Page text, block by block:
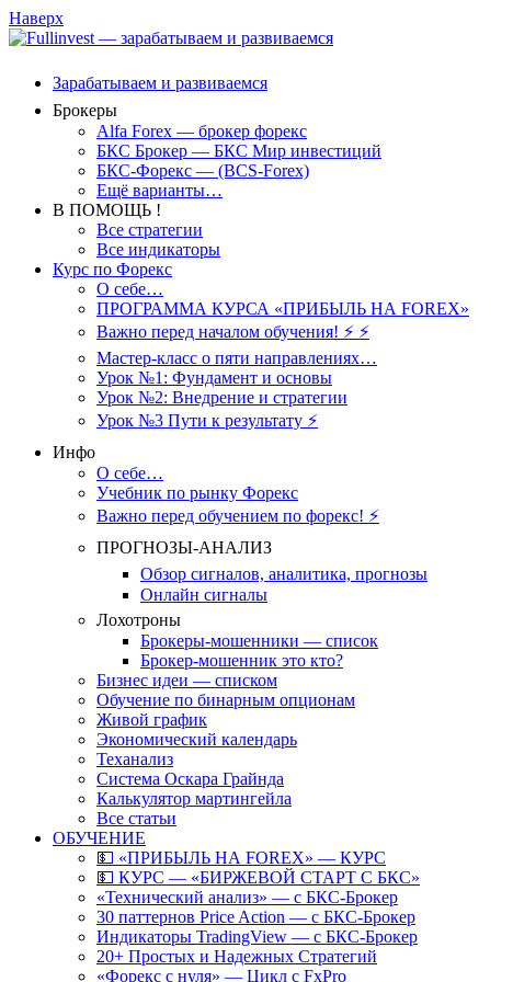
Наверх
Зарабатываем и развиваемся
Брокеры
Alfa Forex — брокер форекс
БКС Брокер — БКС Мир инвестиций
БКС-Форекс — (BCS-Forex)
Ещё варианты…
В ПОМОЩЬ !
Все стратегии
Все индикаторы
Курс по Форекс
О себе…
ПРОГРАММА КУРСА «ПРИБЫЛЬ НА FOREX»
Важно перед началом обучения! ⚡ ⚡
Мастер-класс о пяти направлениях…
Урок №1: Фундамент и основы
Урок №2: Внедрение и стратегии
Урок №3 Пути к результату ⚡️
Инфо
О себе…
Учебник по рынку Форекс
Важно перед обучением по форекс! ⚡
ПРОГНОЗЫ-АНАЛИЗ
Обзор сигналов, аналитика, прогнозы
Онлайн сигналы
Лохотроны
Брокеры-мошенники — список
Брокер-мошенник это кто?
Бизнес идеи — списком
Обучение по бинарным опционам
Живой график
Экономический календарь
Теханализ
Система Оскара Грайнда
Калькулятор мартингейла
Все статьи
ОБУЧЕНИЕ
💵 «ПРИБЫЛЬ НА FOREX» — КУРС
💵 КУРС — «БИРЖЕВОЙ СТАРТ С БКС»
«Технический анализ» — с БКС-Брокер
30 паттернов Price Action — с БКС-Брокер
Индикаторы TradingView — с БКС-Брокер
20+ Простых и Надежных Стратегий
«Форекс с нуля» — Цикл с FxPro